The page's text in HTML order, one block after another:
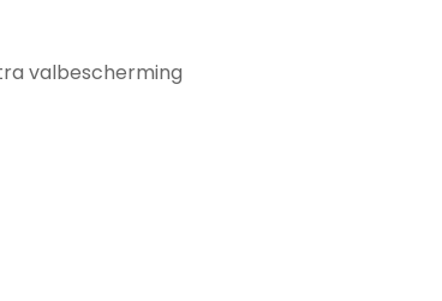
valbescherming